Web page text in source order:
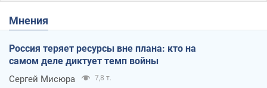
Мнения
Россия теряет ресурсы вне плана: кто на
самом деле диктует темп войны
Сергей Мисюра 7,8 т.